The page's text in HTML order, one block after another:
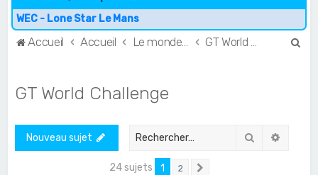
WEC - Lone Star Le Mans
Accueil Accueil
GT World Challenge
Nouveau sujet Rechercher
24 sujets 1 2